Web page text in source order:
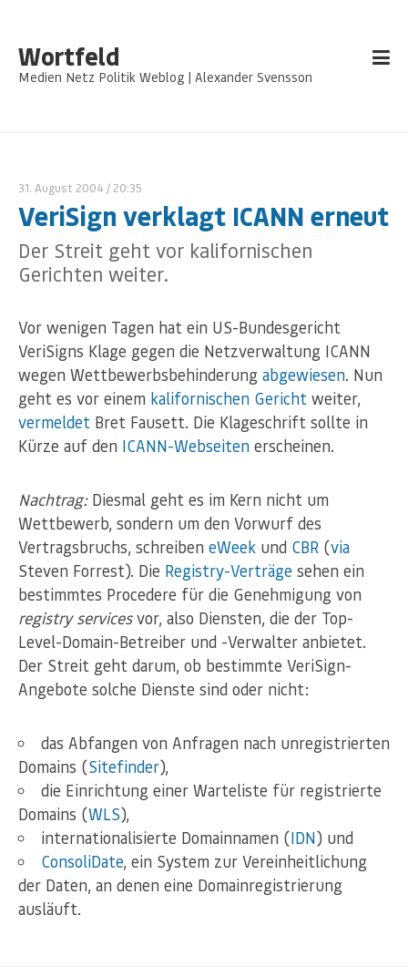
Wortfeld
Medien Netz Politik Weblog | Alexander Svensson
31. August 2004 / 20:35
VeriSign verklagt ICANN erneut
Der Streit geht vor kalifornischen
Gerichten weiter.
Vor wenigen Tagen hat ein US-Bundesgericht
VeriSigns Klage gegen die Netzverwaltung ICANN
wegen Wettbewerbsbehinderung abgewiesen. Nun
geht es vor einem kalifornischen Gericht weiter,
vermeldet Bret Fausett. Die Klageschrift sollte in
Kürze auf den ICANN-Webseiten erscheinen.
Nachtrag:Diesmal geht es im Kern nicht um
Wettbewerb, sondern um den Vorwurf des
Vertragsbruchs, schreiben eWeek und CBR (via
Steven Forrest). Die Registry-Verträge sehen ein
bestimmtes Procedere für die Genehmigung von
registry servicesvor, also Diensten, die der Top-
Level-Domain-Betreiber und -Verwalter anbietet.
Der Streit geht darum, ob bestimmte VeriSign-
Angebote solche Dienste sind oder nicht:
das Abfangen von Anfragen nach unregistrierten
Domains (Sitefinder),
die Einrichtung einer Warteliste für registrierte
Domains (WLS),
internationalisierte Domainnamen (IDN) und
ConsoliDate, ein System zur Vereinheitlichung
der Daten, an denen eine Domainregistrierung
ausläuft.